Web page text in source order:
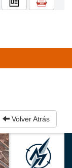
Volver Atrás